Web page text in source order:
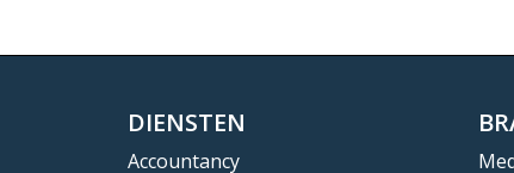
DIENSTEN
Accountancy